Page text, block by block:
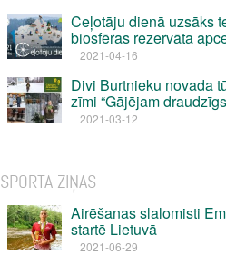
Ceļotāju dienā uzsāks
biosfēras rezervāta
2021-04-16
Divi Burtnieku novada
zīmi “Gājējam
2021-03-12
SPORTA ZIŅAS
Airēšanas slalomisti
startē Lietuvā
2021-06-29